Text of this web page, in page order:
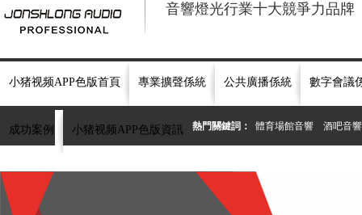
音響燈光行業十大競爭力品牌
小猪视频APP色版首頁 專業擴聲係統 公共廣播係統 數字會議
成功案例 小猪视频APP色版資訊 熱門關鍵詞： 體育場館音響 酒吧音響